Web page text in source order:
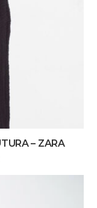
– ZARA